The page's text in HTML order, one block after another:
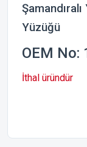
Yüzüğü
OEM No:
İthal üründür